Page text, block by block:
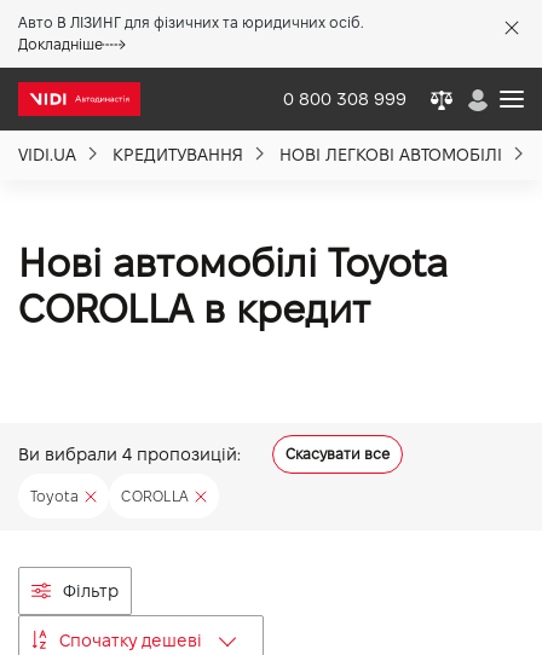
Авто В ЛІЗИНГ для фізичних та юридичних осіб.
Докладніше
0 800 308 999
VIDI.UA КРЕДИТУВАННЯ НОВІ ЛЕГКОВІ АВТОМОБІЛІ
Нові автомобілі Toyota
COROLLA в кредит
Ви вибрали 4 пропозицій: Скасувати все
Toyota COROLLA
Фільтр
Спочатку дешеві
Акції %
Новини
Вакансії
VIDI Кар'єра
Контакти